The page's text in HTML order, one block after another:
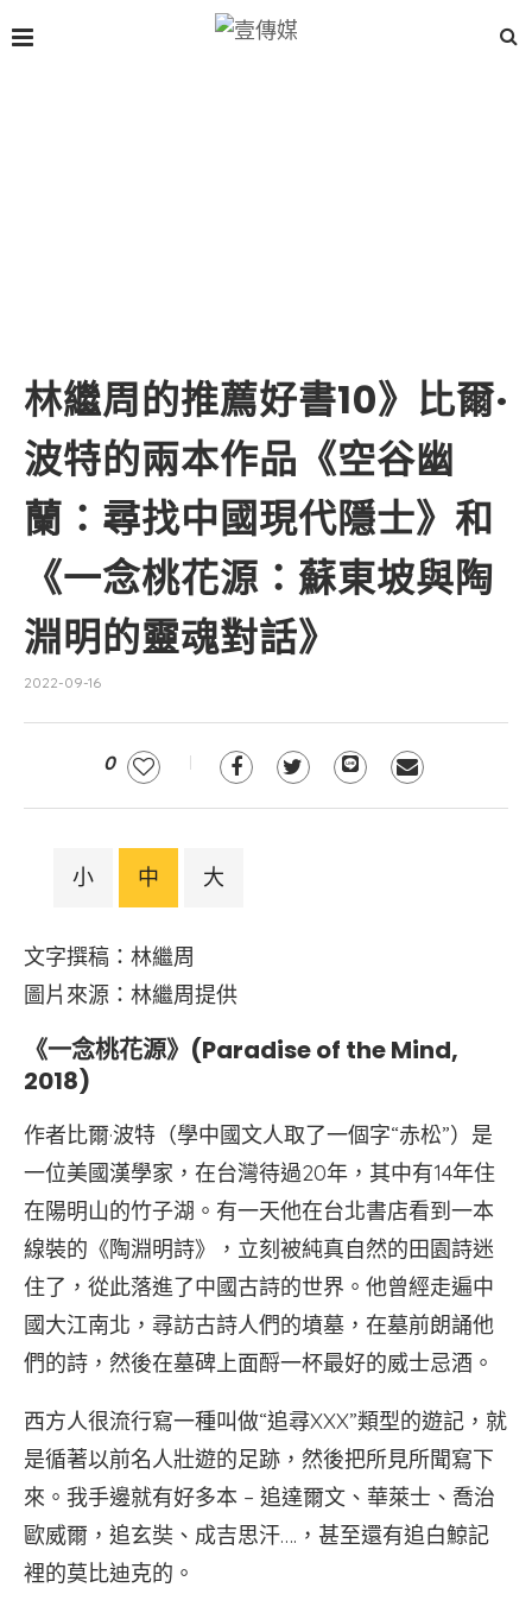
林繼周的推薦好書10》比爾·
波特的兩本作品《空谷幽
蘭：尋找中國現代隱士》和
《一念桃花源：蘇東坡與陶
淵明的靈魂對話》
2022-09-16
0
小 中 大
文字撰稿：林繼周
圖片來源：林繼周提供
《一念桃花源》(Paradise of the Mind,
2018)
作者比爾·波特（學中國文人取了一個字“赤松”）是
一位美國漢學家，在台灣待過20年，其中有14年住
在陽明山的竹子湖。有一天他在台北書店看到一本
線裝的《陶淵明詩》，立刻被純真自然的田園詩迷
住了，從此落進了中國古詩的世界。他曾經走遍中
國大江南北，尋訪古詩人們的墳墓，在墓前朗誦他
們的詩，然後在墓碑上面酹一杯最好的威士忌酒。
西方人很流行寫一種叫做“追尋XXX”類型的遊記，就
是循著以前名人壯遊的足跡，然後把所見所聞寫下
來。我手邊就有好多本 – 追達爾文、華萊士、喬治
歐威爾，追玄奘、成吉思汗….，甚至還有追白鯨記
裡的莫比迪克的。